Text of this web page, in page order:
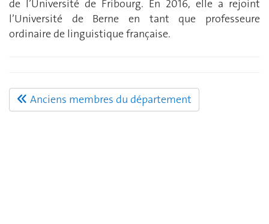
de l’Université de Fribourg. En 2016, elle a rejoint
l’Université de Berne en tant que professeure
ordinaire de linguistique française.
Anciens membres du département